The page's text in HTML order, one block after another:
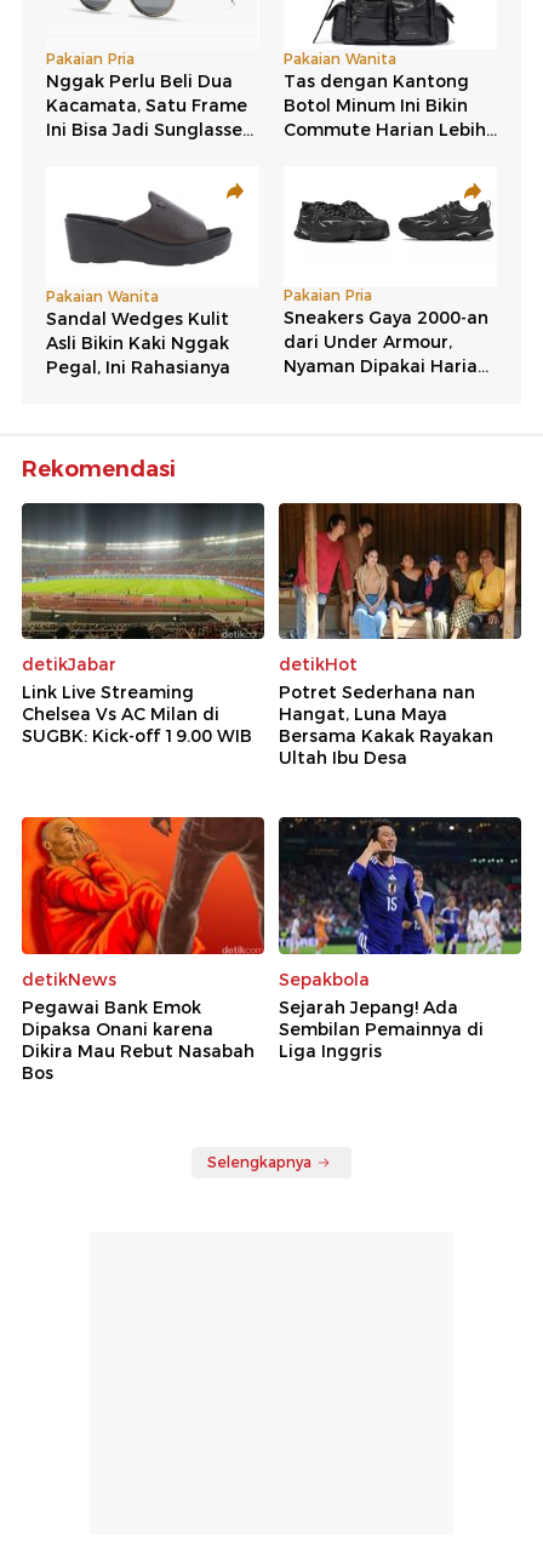
Rekomendasi
detikJabar
Link Live Streaming
Chelsea Vs AC Milan di
SUGBK: Kick-off 19.00 WIB
detikHot
Potret Sederhana nan
Hangat, Luna Maya
Bersama Kakak Rayakan
Ultah Ibu Desa
detikNews
Pegawai Bank Emok
Dipaksa Onani karena
Dikira Mau Rebut Nasabah
Bos
Sepakbola
Sejarah Jepang! Ada
Sembilan Pemainnya di
Liga Inggris
Selengkapnya